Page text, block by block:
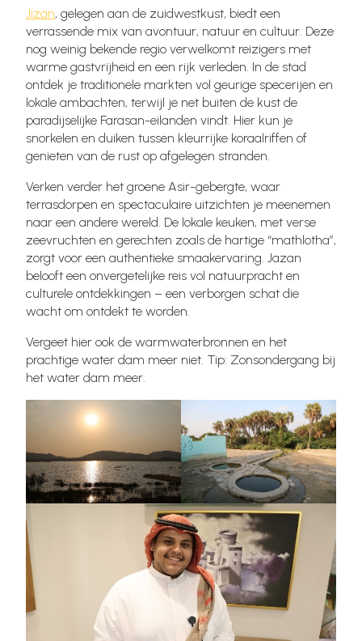
Jizan, gelegen aan de zuidwestkust, biedt een
verrassende mix van avontuur, natuur en cultuur. Deze
nog weinig bekende regio verwelkomt reizigers met
warme gastvrijheid en een rijk verleden. In de stad
ontdek je traditionele markten vol geurige specerijen en
lokale ambachten, terwijl je net buiten de kust de
paradijselijke Farasan-eilanden vindt. Hier kun je
snorkelen en duiken tussen kleurrijke koraalriffen of
genieten van de rust op afgelegen stranden.
Verken verder het groene Asir-gebergte, waar
terrasdorpen en spectaculaire uitzichten je meenemen
naar een andere wereld. De lokale keuken, met verse
zeevruchten en gerechten zoals de hartige “mathlotha”,
zorgt voor een authentieke smaakervaring. Jazan
belooft een onvergetelijke reis vol natuurpracht en
culturele ontdekkingen – een verborgen schat die
wacht om ontdekt te worden.
Vergeet hier ook de warmwaterbronnen en het
prachtige water dam meer niet. Tip: Zonsondergang bij
het water dam meer.